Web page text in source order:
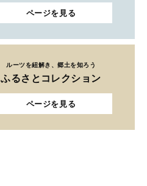
ページを見る
ルーツを紐解き、郷土を知ろう
ふるさとコレクション
ページを見る